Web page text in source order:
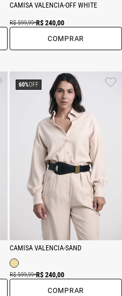
CAMISA VALENCIA-OFF WHITE
R$ 599,99•R$ 240,00
COMPRAR
CAMISA VALENCIA-SAND
R$ 599,99•R$ 240,00
60%OFF
COMPRAR